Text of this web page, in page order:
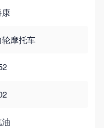
摩托车